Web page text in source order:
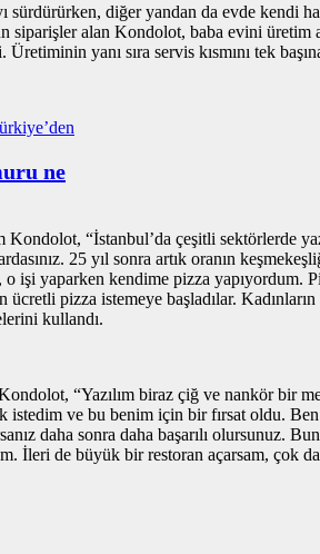
diğer yandan da evde kendi
alan Kondolot, baba evini
Üretiminin yanı sıra servis kısmını tek
ne
Kondolot, “İstanbul’da çeşitli
25 yıl sonra artık oranın
işi yaparken kendime pizza
ücretli pizza istemeye başladılar.
kullandı.
“Yazılım biraz çiğ ve nankör
ve bu benim için bir fırsat oldu.
daha sonra daha başarılı olursunuz.
İleri de büyük bir restoran açarsam, çok